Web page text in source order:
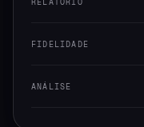
FIDELIDADE
ANÁLISE